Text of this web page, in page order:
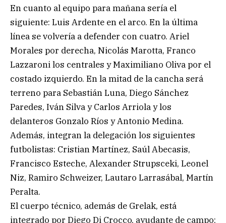
En cuanto al equipo para mañana sería el
siguiente: Luis Ardente en el arco. En la última
línea se volvería a defender con cuatro. Ariel
Morales por derecha, Nicolás Marotta, Franco
Lazzaroni los centrales y Maximiliano Oliva por el
costado izquierdo. En la mitad de la cancha será
terreno para Sebastián Luna, Diego Sánchez
Paredes, Iván Silva y Carlos Arriola y los
delanteros Gonzalo Ríos y Antonio Medina.
Además, integran la delegación los siguientes
futbolistas: Cristian Martínez, Saúl Abecasis,
Francisco Esteche, Alexander Strupsceki, Leonel
Niz, Ramiro Schweizer, Lautaro Larrasábal, Martín
Peralta.
El cuerpo técnico, además de Grelak, está
integrado por Diego Di Crocco, ayudante de campo;